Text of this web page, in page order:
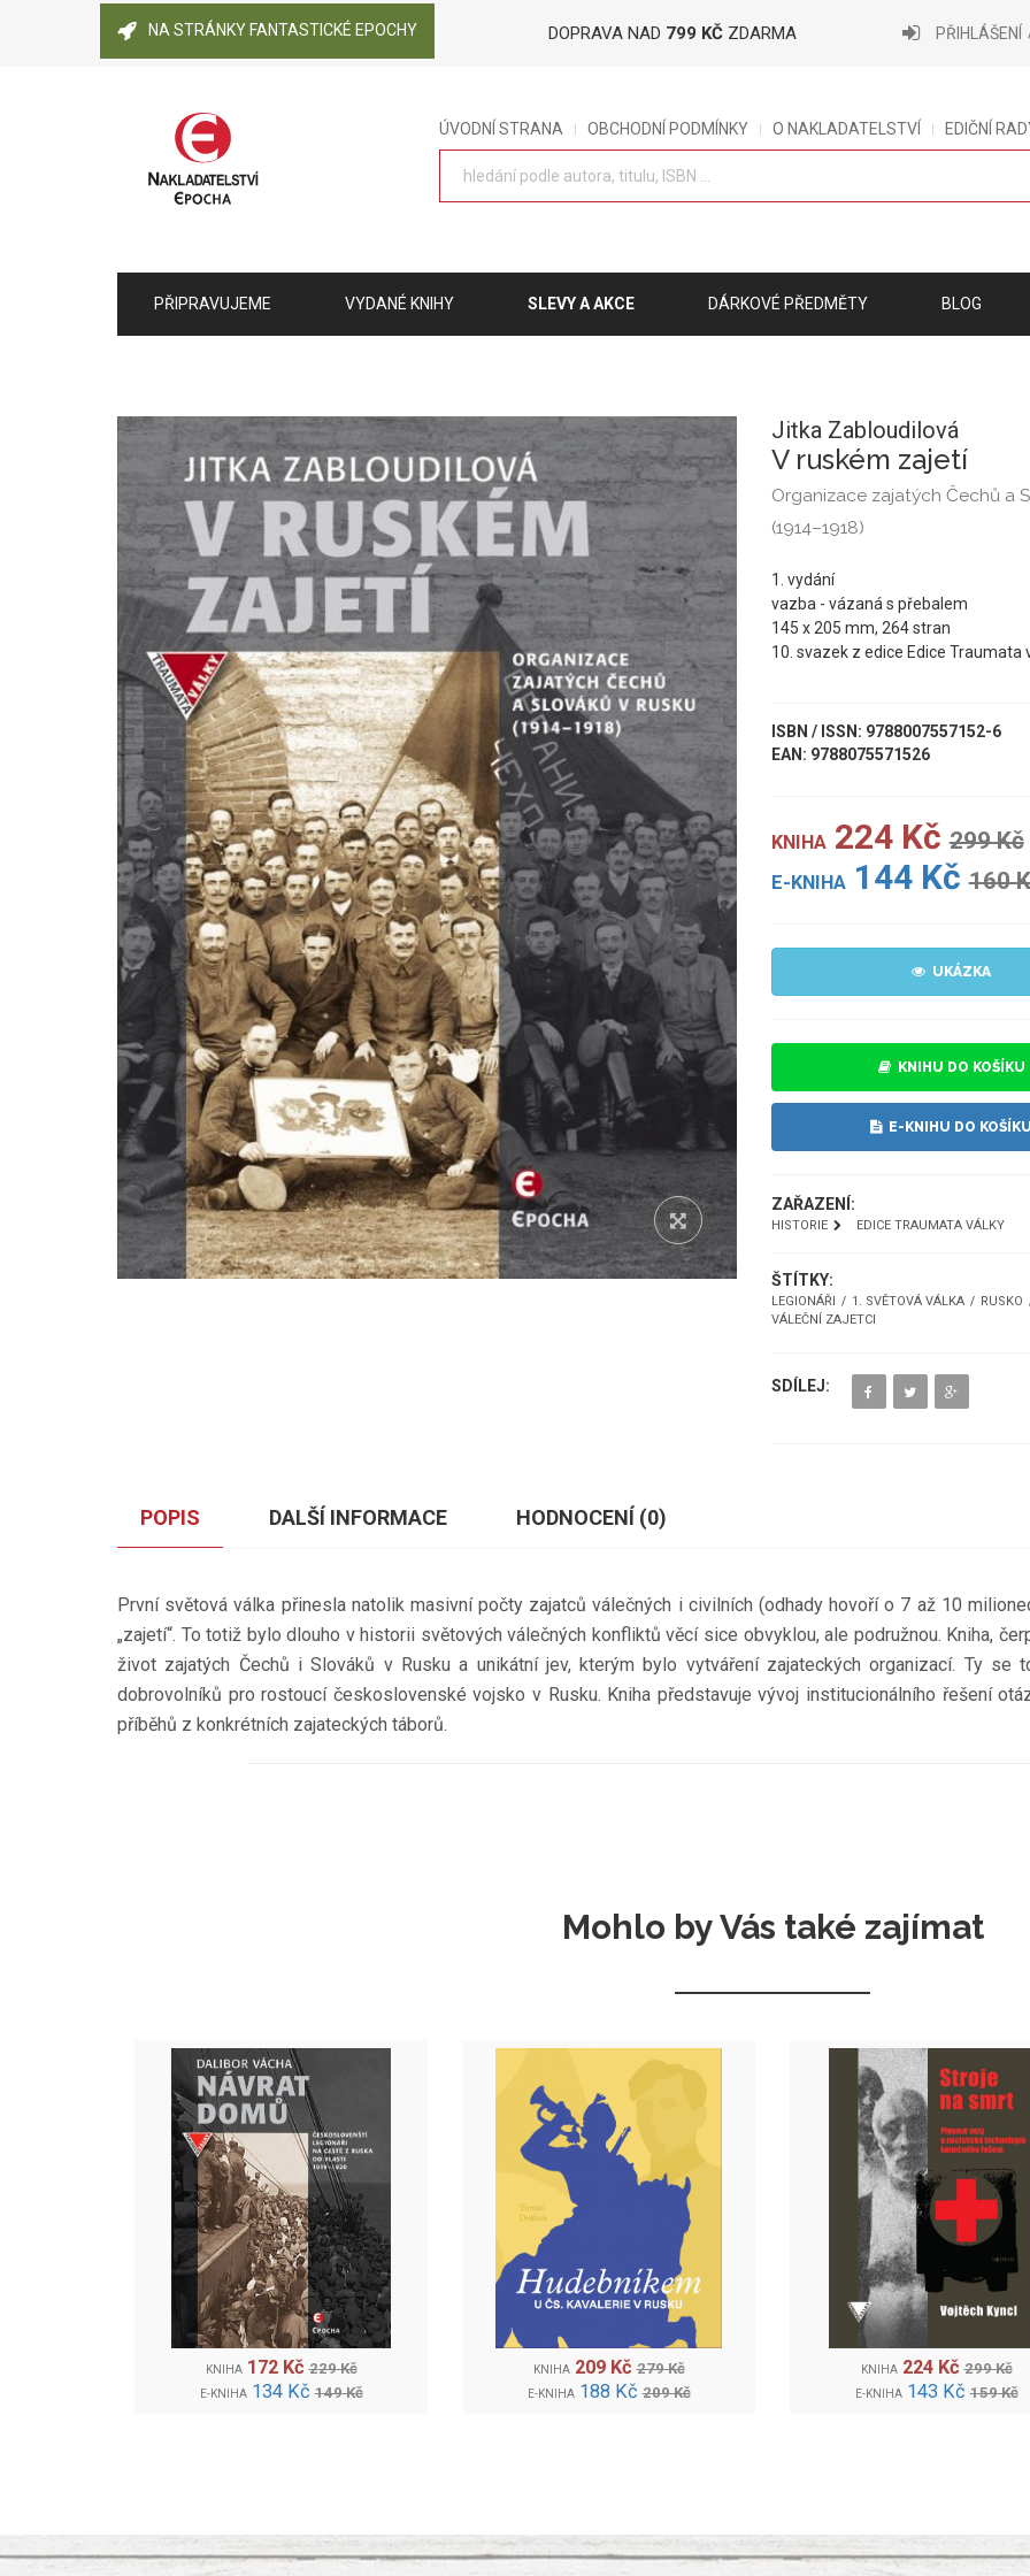
NA STRÁNKY FANTASTICKÉ EPOCHY DOPRAVA NAD 799 KČ ZDARMA PŘIHLÁŠENÍ
ÚVODNÍ STRANA OBCHODNÍ PODMÍNKY O NAKLADATELSTVÍ EDIČNÍ
PŘIPRAVUJEME VYDANÉ KNIHY SLEVY A AKCE DÁRKOVÉ PŘEDMĚTY BLOG
Jitka Zabloudilová
V ruském zajetí
Organizace zajatých Čechů a
(1914–1918)
1. vydání
vazba - vázaná s přebalem
145 x 205 mm, 264 stran
10. svazek z edice Edice Traumata
ISBN / ISSN: 9788007557152-6
EAN: 9788075571526
KNIHA 224 Kč 299 Kč
E-KNIHA 144 Kč 160
UKÁZKA
KNIHU DO KOŠÍKU
E-KNIHU DO KOŠÍKU
ZAŘAZENÍ:
HISTORIE EDICE TRAUMATA VÁLKY
ŠTÍTKY:
LEGIONÁŘI 1. SVĚTOVÁ VÁLKA RUSKO
VÁLEČNÍ ZAJETCI
SDÍLEJ:
POPIS DALŠÍ INFORMACE HODNOCENÍ (0)
První světová válka přinesla natolik masivní počty zajatců válečných i civilních (odhady hovoří o 7 až 10
„zajetí“. To totiž bylo dlouho v historii světových válečných konfliktů věcí sice obvyklou, ale podružnou. Kniha,
život zajatých Čechů i Slováků v Rusku a unikátní jev, kterým bylo vytváření zajateckých organizací. Ty se
dobrovolníků pro rostoucí československé vojsko v Rusku. Kniha představuje vývoj institucionálního řešení
příběhů z konkrétních zajateckých táborů.
Mohlo by Vás také zajímat
KNIHA 172 Kč 229 Kč
E-KNIHA 134 Kč 149 Kč
KNIHA 209 Kč 279 Kč
E-KNIHA 188 Kč 209 Kč
KNIHA 224 Kč 299 Kč
E-KNIHA 143 Kč 159 Kč